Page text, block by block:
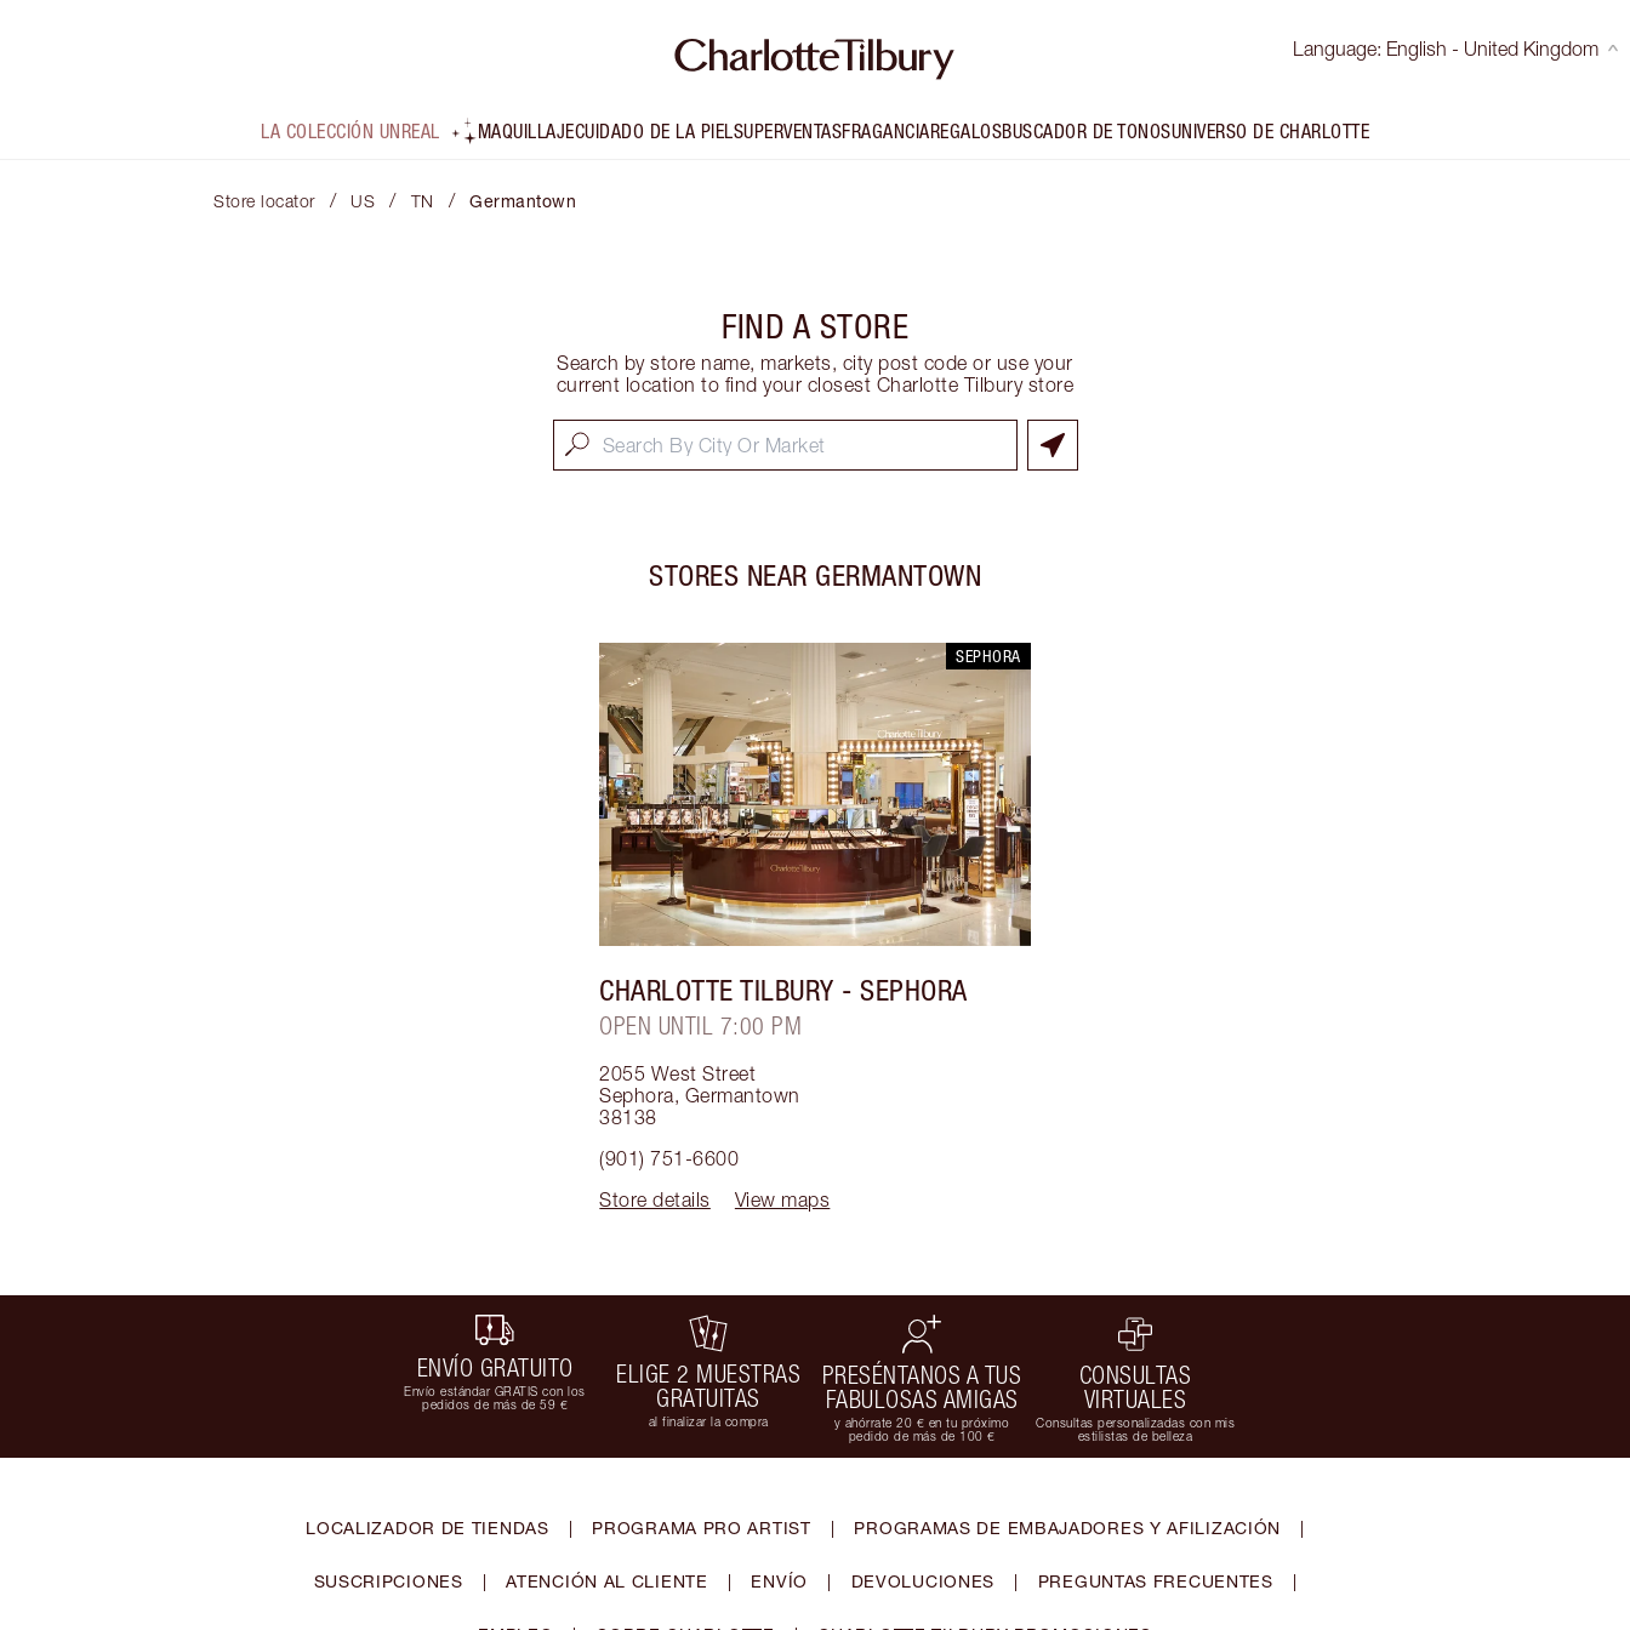
Language: English - United Kingdom
LA COLECCIÓN UNREAL MAQUILLAJECUIDADO DE LA PIELSUPERVENTASFRAGANCIAREGALOSBUSCADOR DE TONOSUNIVERSO DE CHARLOTTE
Store locator / US / TN / Germantown
FIND A STORE
Search by store name, markets, city post code or use your
current location to find your closest Charlotte Tilbury store
STORES NEAR GERMANTOWN
SEPHORA
CHARLOTTE TILBURY - SEPHORA
OPEN UNTIL 7:00 PM
2055 West Street
Sephora, Germantown
38138
(901) 751-6600
Store details
View maps
ENVÍO GRATUITO
Envío estándar GRATIS con los
pedidos de más de 59 €
ELIGE 2 MUESTRAS
GRATUITAS
al finalizar la compra
PRESÉNTANOS A TUS
FABULOSAS AMIGAS
y ahórrate 20 € en tu próximo
pedido de más de 100 €
CONSULTAS
VIRTUALES
Consultas personalizadas con mis
estilistas de belleza
LOCALIZADOR DE TIENDAS | PROGRAMA PRO ARTIST | PROGRAMAS DE EMBAJADORES Y AFILIZACIÓN |
SUSCRIPCIONES | ATENCIÓN AL CLIENTE | ENVÍO | DEVOLUCIONES | PREGUNTAS FRECUENTES |